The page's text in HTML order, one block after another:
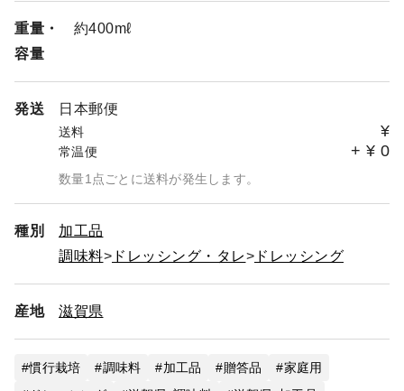
重量・
容量
約400mℓ
発送 日本郵便
送料 ¥
常温便 + ¥ 0
数量1点ごとに送料が発生します。
種別
加工品
調味料
ドレッシング・タレ ドレッシング
産地 滋賀県
慣行栽培 調味料 加工品 贈答品
家庭用